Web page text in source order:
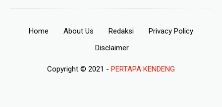
Home About Us Redaksi
Privacy Policy
Disclaimer
Copyright © 2021 - PERTAPA KENDENG